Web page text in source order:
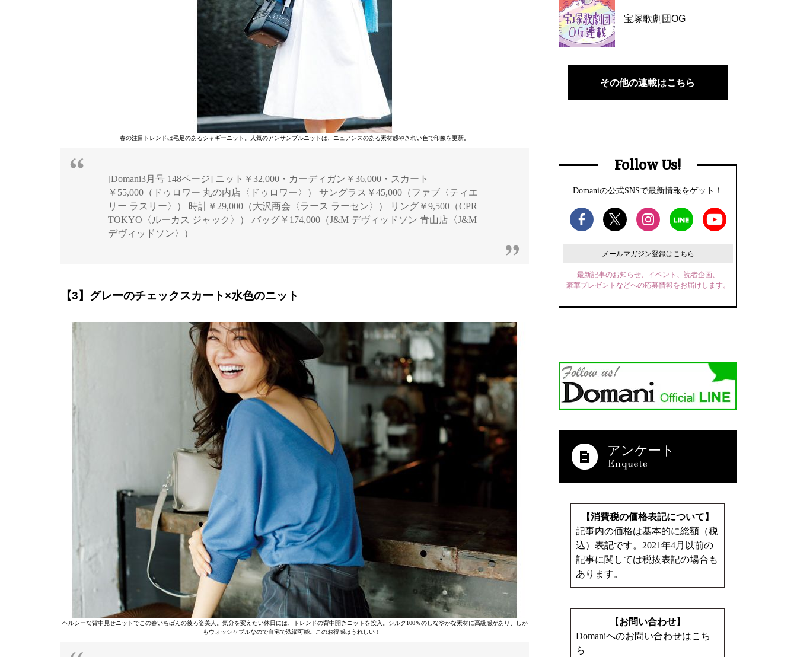
春の注目トレンドは毛足のあるシャギーニット。人気のアンサンブルニットは、ニュアンスのある素材感やきれい色で印象を更新。
[Domani3月号 148ページ] ニット￥32,000・カーディガン￥36,000・スカート
￥55,000（ドゥロワー 丸の内店〈ドゥロワー〉） サングラス￥45,000（ファブ〈ティエ
リー ラスリー〉） 時計￥29,000（大沢商会〈ラース ラーセン〉） リング￥9,500（CPR
TOKYO〈ルーカス ジャック〉） バッグ￥174,000（J&M デヴィッドソン 青山店〈J&M
デヴィッドソン〉）
【3】グレーのチェックスカート×水色のニット
ヘルシーな背中見せニットでこの春いちばんの後ろ姿美人。気分を変えたい休日には、トレンドの背中開きニットを投入。シルク100％のしなやかな素材に高級感があり、しか
もウォッシャブルなので自宅で洗濯可能。このお得感はうれしい！
宝塚歌劇団OG
その他の連載はこちら
Follow Us!
Domaniの公式SNSで最新情報をゲット！
メールマガジン登録はこちら
最新記事のお知らせ、イベント、読者企画、
豪華プレゼントなどへの応募情報をお届けします。
アンケート
【消費税の価格表記について】
記事内の価格は基本的に総額（税
込）表記です。2021年4月以前の
記事に関しては税抜表記の場合も
あります。
【お問い合わせ】
Domaniへのお問い合わせはこち
ら